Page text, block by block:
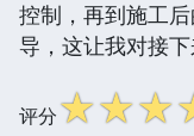
控制，再到施工
导，这让我对接下
评分☆☆☆